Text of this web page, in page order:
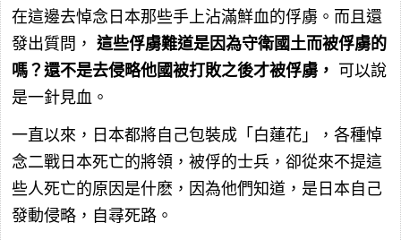
在這邊去悼念日本那些手上沾滿鮮血的俘虜。而且還
發出質問， 這些俘虜難道是因為守衛國土而被俘虜的
嗎？還不是去侵略他國被打敗之後才被俘虜， 可以說
是一針見血。
一直以來，日本都將自己包裝成「白蓮花」，各種悼
念二戰日本死亡的將領，被俘的士兵，卻從來不提這
些人死亡的原因是什麽，因為他們知道，是日本自己
發動侵略，自尋死路。